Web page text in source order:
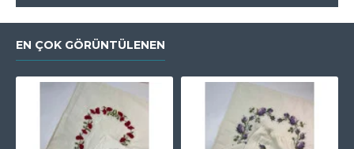
EN ÇOK GÖRÜNTÜLENEN